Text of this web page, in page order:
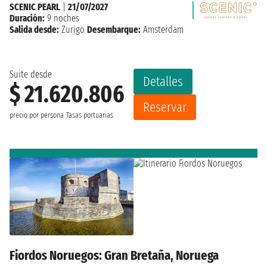
Suite desde
$ 21.620.806
precio por persona Tasas portuarias
Detalles
Reservar
SCENIC PEARL
21/07/2027
Duración: 9 noches
Salida desde: Zurigo Desembarque: Amsterdam
Fiordos Noruegos: Gran Bretaña, Noruega